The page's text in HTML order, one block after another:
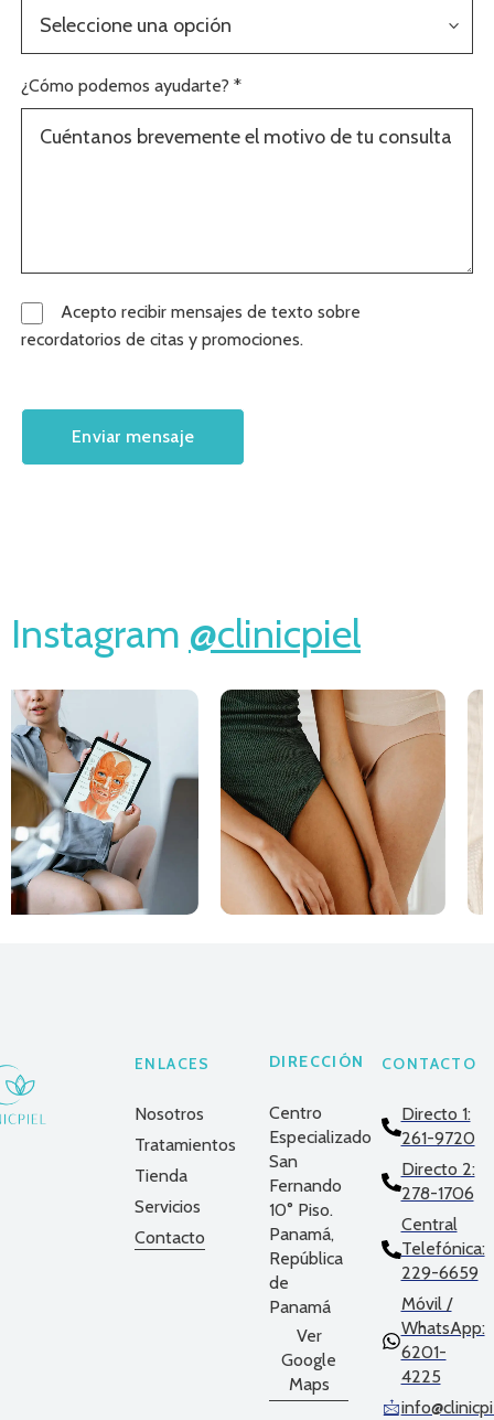
Seleccione una opción
¿Cómo podemos ayudarte? *
Acepto recibir mensajes de texto sobre
recordatorios de citas y promociones.
Instagram @clinicpiel
ENLACES
Nosotros
Tratamientos
Tienda
Servicios
Contacto
DIRECCIÓN
Centro
Especializado
San
Fernando
10° Piso.
Panamá,
República
de
Panamá
Ver
Google
Maps
CONTACTO
Directo 1:
261-9720
Directo 2:
278-1706
Central
Telefónica:
229-6659
Móvil /
WhatsApp:
6201-
4225